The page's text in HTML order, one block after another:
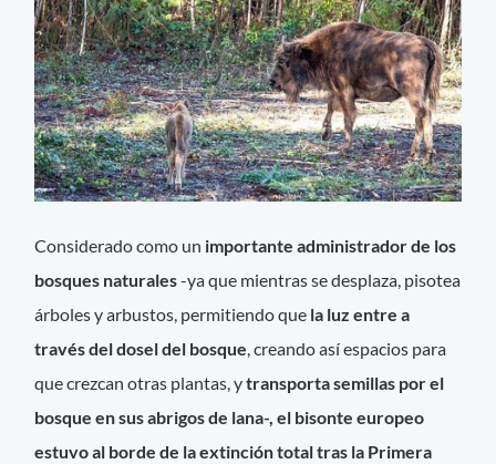
Considerado como un importante administrador de los
bosques naturales-ya que mientras se desplaza, pisotea
árboles y arbustos, permitiendo que la luz entre a
través del dosel del bosque, creando así espacios para
que crezcan otras plantas, ytransporta semillas por el
bosque en sus abrigos de lana-, el bisonte europeo
estuvo al borde de la extinción total tras la Primera